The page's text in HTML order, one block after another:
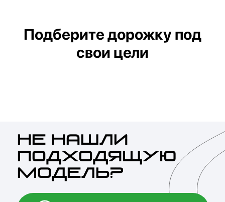
Подберите дорожку под
свои цели
203 000
клиентов в Казахстане
выбрали GENAU